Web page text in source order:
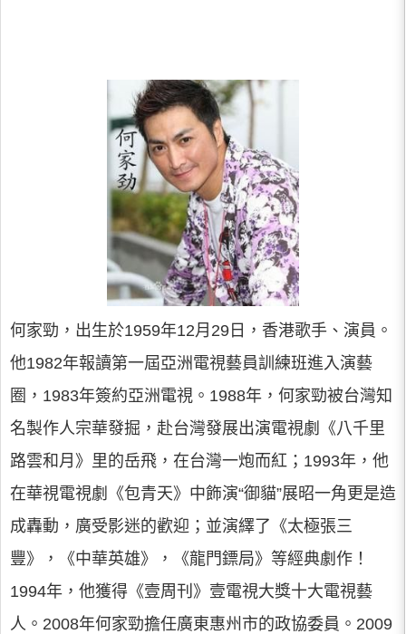
何家勁，出生於1959年12月29日，香港歌手、演員。
他1982年報讀第一屆亞洲電視藝員訓練班進入演藝
圈，1983年簽約亞洲電視。1988年，何家勁被台灣知
名製作人宗華發掘，赴台灣發展出演電視劇《八千里
路雲和月》里的岳飛，在台灣一炮而紅；1993年，他
在華視電視劇《包青天》中飾演“御貓”展昭一角更是造
成轟動，廣受影迷的歡迎；並演繹了《太極張三
豐》，《中華英雄》，《龍門鏢局》等經典劇作！
1994年，他獲得《壹周刊》壹電視大獎十大電視藝
人。2008年何家勁擔任廣東惠州市的政協委員。2009